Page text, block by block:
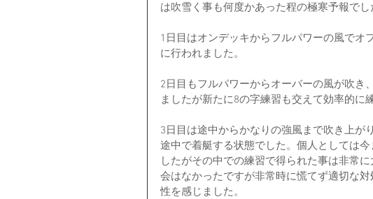
は吹雪く事も何度かあった程の極寒予報でし
1日目はオンデッキからフルパワーの風で
に行われました。
2日目もフルパワーからオーバーの風が吹き
ましたが新たに8の字練習も交えて効率的に
3日目は途中からかなりの強風まで吹き上が
途中で着艇する状態でした。個人としては
したがその中での練習で得られた事は非常
会はなかったですが非常時に慌てず適切な
性を感じました。